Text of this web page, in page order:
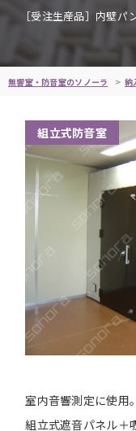
［受注生産品］内壁
無響室・防音室のソノーラ 納
組立式防音室
室内音響測定に使
組立式遮音パネル＋